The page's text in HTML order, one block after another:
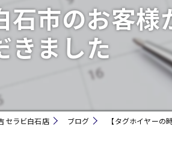
プラチナ
ダイヤモ
ブランド
時計
市のお客
きました
セラビ白石店 ブログ 【タグホイヤー